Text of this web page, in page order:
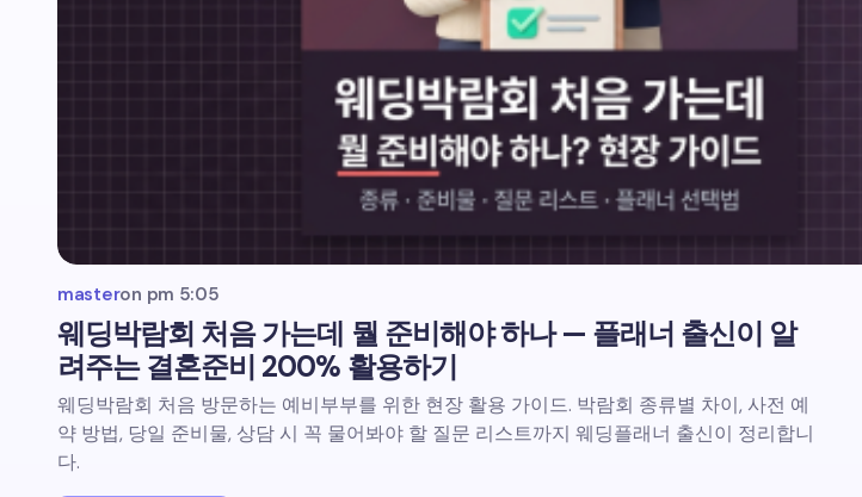
masteron pm 5:05
웨딩박람회 처음 가는데 뭘 준비해야 하나 — 플래너 출신이 알
려주는 결혼준비 200% 활용하기
웨딩박람회 처음 방문하는 예비부부를 위한 현장 활용 가이드. 박람회 종류별 차이, 사전 예
약 방법, 당일 준비물, 상담 시 꼭 물어봐야 할 질문 리스트까지 웨딩플래너 출신이 정리합니
다.